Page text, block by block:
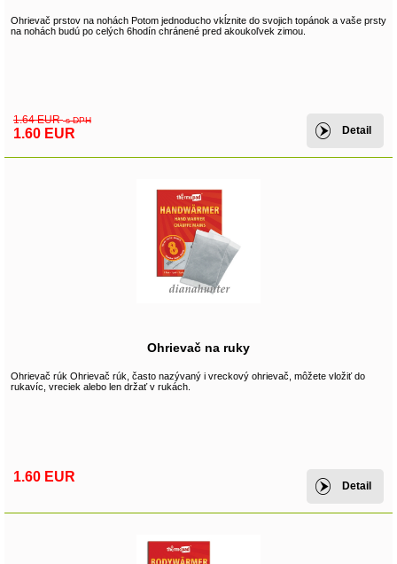
Ohrievač prstov na nohách Potom jednoducho vkĺznite do svojich topánok a vaše prsty
na nohách budú po celých 6hodín chránené pred akoukoľvek zimou.
1.64 EURs DPH
1.60 EUR Detail
Ohrievač na ruky
Ohrievač rúk Ohrievač rúk, často nazývaný i vreckový ohrievač, môžete vložiť do
rukavíc, vreciek alebo len držať v rukách.
1.60 EUR
Detail